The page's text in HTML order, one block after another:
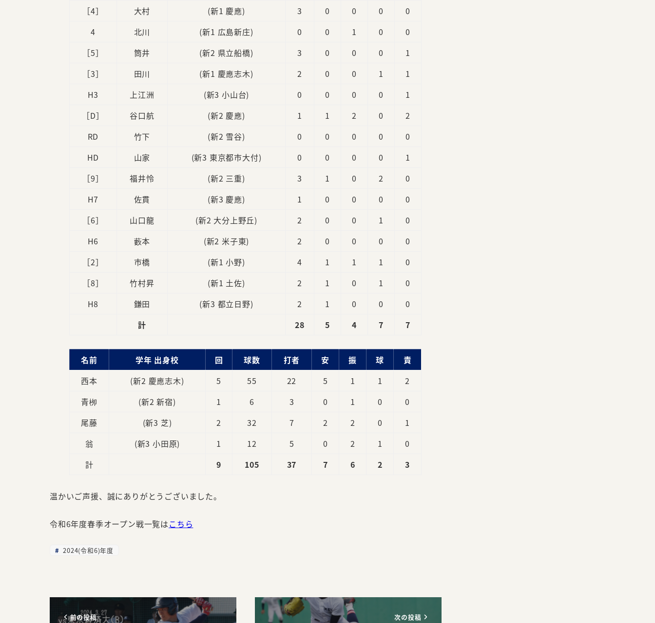
［4］
大村 (新1 慶應) 3 0 0 0
0
4
北川 (新1 広島新庄) 0 0 1 0
0
［5］
筒井 (新2 県立船橋) 3 0 0 0
1
［3］
田川 (新1 慶應志木) 2 0 0 1
1
H3
上江洲 (新3 小山台) 0 0 0 0
1
［D］
谷口航 (新2 慶應) 1 1 2 0
2
RD
竹下 (新2 雪谷) 0 0 0 0
0
HD
山家 (新3 東京都市大付) 0 0 0 0
1
［9］
福井怜 (新2 三重) 3 1 0 2
0
H7
佐貫 (新3 慶應) 1 0 0 0
0
［6］
山口龍 (新2 大分上野丘) 2 0 0 1
0
H6
藪本 (新2 米子東) 2 0 0 0
0
［2］
市橋 (新1 小野) 4 1 1 1
0
［8］
竹村昇 (新1 土佐) 2 1 0 1
0
H8
鎌田 (新3 都立日野) 2 1 0 0
0
計
28 5 4 7 7
名前 学年 出身校 回 球数 打者 安 振 球
責
西本
(新2 慶應志木) 5 55 22 5 1 1
2
青栁
(新2 新宿) 1 6 3 0 1 0
0
尾藤
(新3 芝) 2 32 7 2 2 0
1
翁
(新3 小田原) 1 12 5 0 2 1
0
計
9 105 37 7 6 2 3
温かいご声援、誠にありがとうございました。
令和6年度春季オープン戦一覧はこちら
2024(令和6)年度
前の投稿 次の投稿